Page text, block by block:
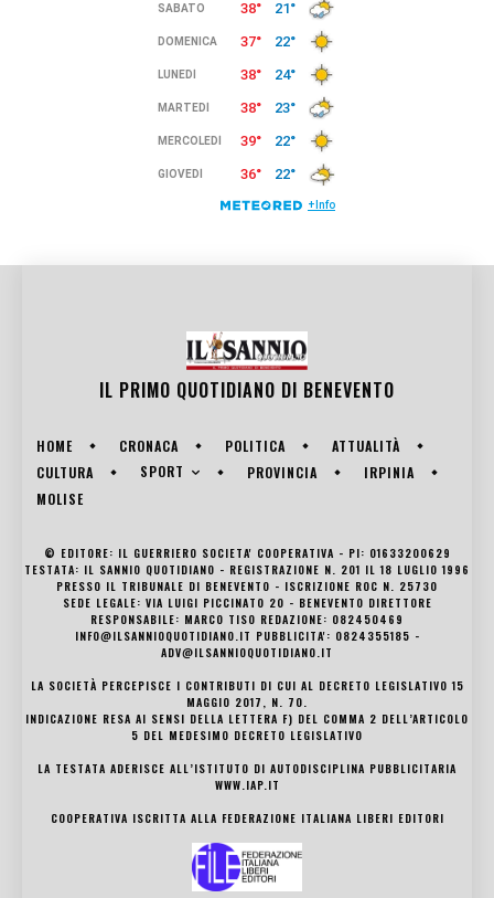
IL PRIMO QUOTIDIANO DI BENEVENTO
HOME CRONACA POLITICA
ATTUALITÀ
CULTURA
SPORT PROVINCIA
IRPINIA
MOLISE
© EDITORE: IL GUERRIERO SOCIETA' COOPERATIVA - PI: 01633200629
TESTATA: IL SANNIO QUOTIDIANO - REGISTRAZIONE N. 201 IL 18 LUGLIO 1996
PRESSO IL TRIBUNALE DI BENEVENTO - ISCRIZIONE ROC N. 25730
SEDE LEGALE: VIA LUIGI PICCINATO 20 - BENEVENTO DIRETTORE
RESPONSABILE: MARCO TISO REDAZIONE: 082450469
INFO@ILSANNIOQUOTIDIANO.IT PUBBLICITA': 0824355185 -
ADV@ILSANNIOQUOTIDIANO.IT
LA SOCIETÀ PERCEPISCE I CONTRIBUTI DI CUI AL DECRETO LEGISLATIVO 15
MAGGIO 2017, N. 70.
INDICAZIONE RESA AI SENSI DELLA LETTERA F) DEL COMMA 2 DELL’ARTICOLO
5 DEL MEDESIMO DECRETO LEGISLATIVO
LA TESTATA ADERISCE ALL’ISTITUTO DI AUTODISCIPLINA PUBBLICITARIA
WWW.IAP.IT
COOPERATIVA ISCRITTA ALLA FEDERAZIONE ITALIANA LIBERI EDITORI